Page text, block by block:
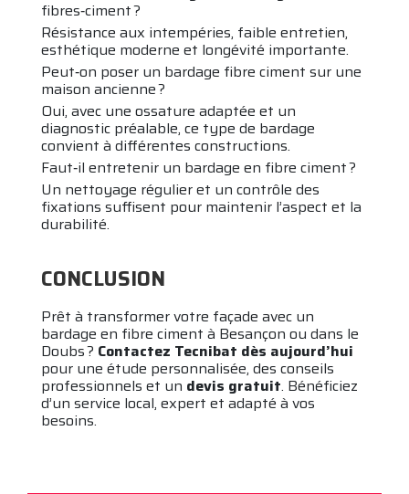
fibres‑ciment ?
Résistance aux intempéries, faible entretien,
esthétique moderne et longévité importante.
Peut‑on poser un bardage fibre ciment sur une
maison ancienne ?
Oui, avec une ossature adaptée et un
diagnostic préalable, ce type de bardage
convient à différentes constructions.
Faut‑il entretenir un bardage en fibre ciment ?
Un nettoyage régulier et un contrôle des
fixations suffisent pour maintenir l’aspect et la
durabilité.
CONCLUSION
Prêt à transformer votre façade avec un
bardage en fibre ciment à Besançon ou dans le
Doubs ? Contactez Tecnibat dès aujourd’hui
pour une étude personnalisée, des conseils
professionnels et un devis gratuit. Bénéficiez
d’un service local, expert et adapté à vos
besoins.